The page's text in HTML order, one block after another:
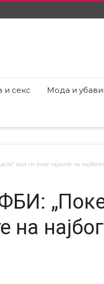
секс Мода и
која ги знае тајните на
на